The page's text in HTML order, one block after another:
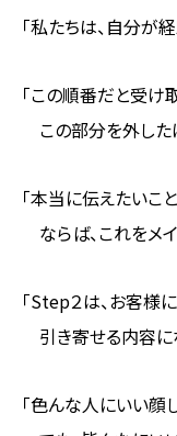
「私たちは、自分が
「この順番だと受
この部分を外した
「本当に伝えたいこ
ならば、これをメイ
「Step２は、お客様
引き寄せる内容に
「色んな人にいい顔